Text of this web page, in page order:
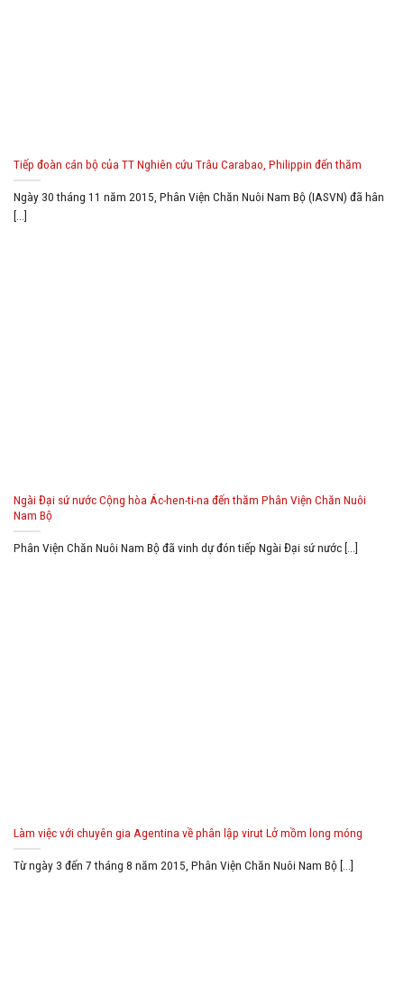
Tiếp đoàn cán bộ của TT Nghiên cứu Trâu Carabao, Philippin đến thăm
Ngày 30 tháng 11 năm 2015, Phân Viện Chăn Nuôi Nam Bộ (IASVN) đã hân
[...]
Ngài Đại sứ nước Cộng hòa Ác-hen-ti-na đến thăm Phân Viện Chăn Nuôi
Nam Bộ
Phân Viện Chăn Nuôi Nam Bộ đã vinh dự đón tiếp Ngài Đại sứ nước [...]
Làm việc với chuyên gia Agentina về phân lập virut Lở mồm long móng
Từ ngày 3 đến 7 tháng 8 năm 2015, Phân Viện Chăn Nuôi Nam Bộ [...]